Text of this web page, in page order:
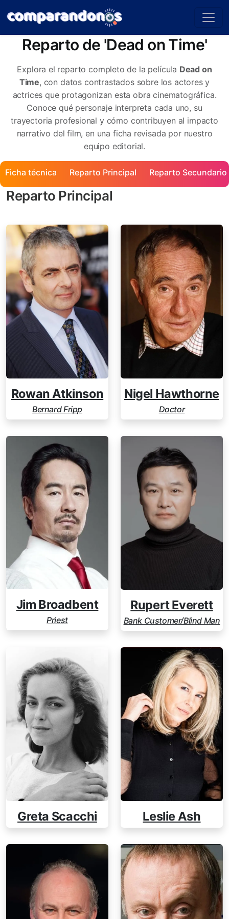
Reparto de 'Dead on Time'
Explora el reparto completo de la película Dead on
Time, con datos contrastados sobre los actores y
actrices que protagonizan esta obra cinematográfica.
Conoce qué personaje interpreta cada uno, su
trayectoria profesional y cómo contribuyen al impacto
narrativo del film, en una ficha revisada por nuestro
equipo editorial.
Ficha técnica Reparto Principal Reparto Secundario
Reparto Principal
Rowan Atkinson
Bernard Fripp
Nigel Hawthorne
Doctor
Jim Broadbent
Priest
Rupert Everett
Bank Customer/Blind Man
Greta Scacchi Leslie Ash